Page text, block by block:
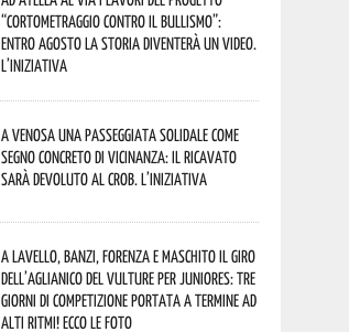
“Cortometraggio contro il bullismo”:
entro agosto la storia diventerà un video.
L’iniziativa
A Venosa una passeggiata solidale come
segno concreto di vicinanza: il ricavato
sarà devoluto al CROB. L’iniziativa
A Lavello, Banzi, Forenza e Maschito il Giro
dell’Aglianico del Vulture per juniores: tre
giorni di competizione portata a termine ad
alti ritmi! Ecco le foto